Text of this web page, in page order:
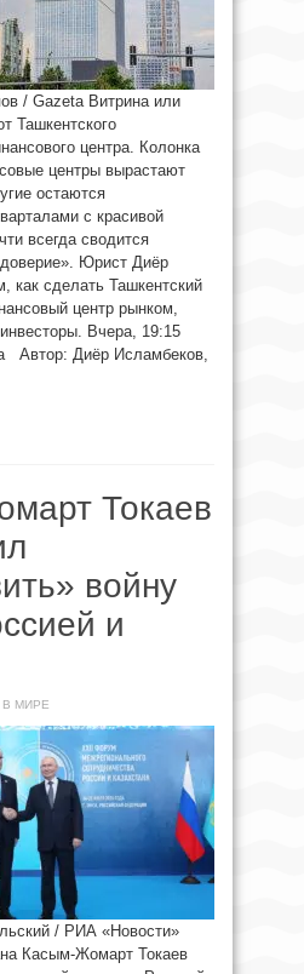
/ Gazeta Витрина или
Ташкентского
центра. Колонка
центры вырастают
остаются
с красивой
всегда сводится
Юрист Диёр
как сделать Ташкентский
центр рынком,
Вчера, 19:15
Автор: Диёр Исламбеков,
Токаев
войну
и
В МИРЕ
/ РИА «Новости»
Касым-Жомарт Токаев